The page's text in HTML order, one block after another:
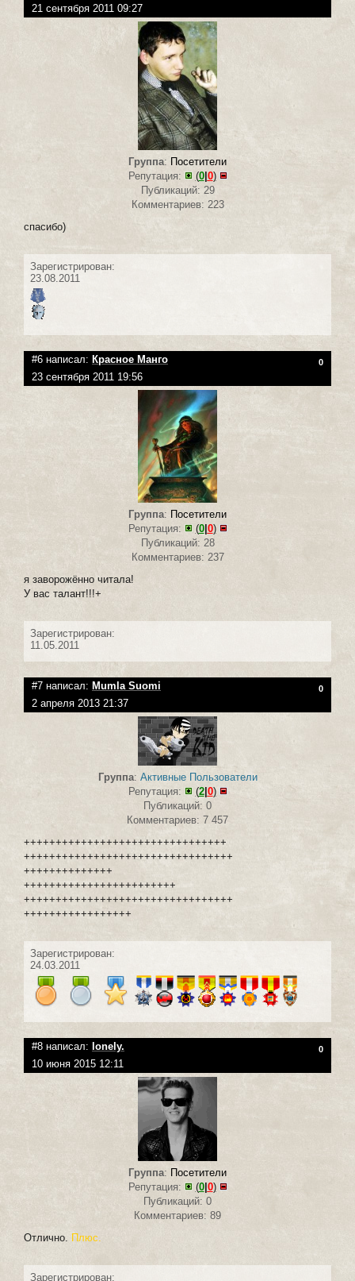
21 сентября 2011 09:27
Группа: Посетители
Репутация:
(0|0)
Публикаций: 29
Комментариев: 223
спасибо)
Зарегистрирован:
23.08.2011
#6 написал: Красное Манго 0
23 сентября 2011 19:56
Группа: Посетители
Репутация:
(0| 0)
Публикаций: 28
Комментариев: 237
я заворожённо читала!
У вас талант!!!+
Зарегистрирован:
11.05.2011
#7 написал: Mumla Suomi 0
2 апреля 2013 21:37
Группа: Активные Пользователи
Репутация:
(2| 0)
Публикаций: 0
Комментариев: 7 457
++++++++++++++++++++++++++++++++
+++++++++++++++++++++++++++++++++
++++++++++++++
++++++++++++++++++++++++
+++++++++++++++++++++++++++++++++
+++++++++++++++++
Зарегистрирован:
24.03.2011
#8 написал: lonely. 0
10 июня 2015 12:11
Группа: Посетители
Репутация:
(0| 0)
Публикаций: 0
Комментариев: 89
Отлично. Плюс.
Зарегистрирован: